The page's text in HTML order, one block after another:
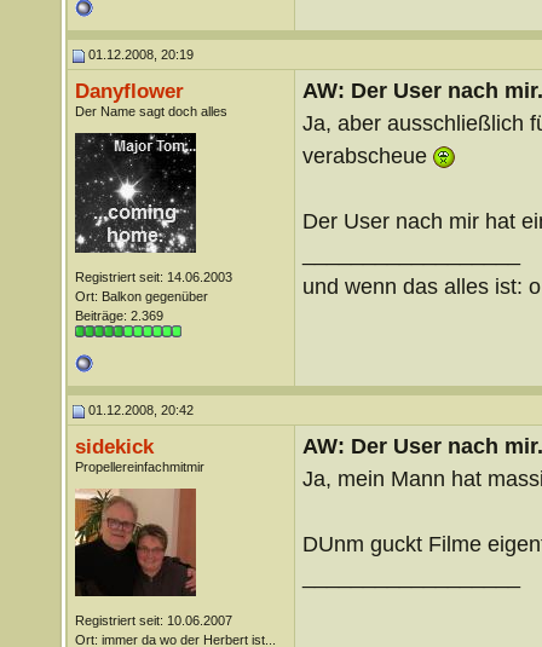
01.12.2008, 20:19
Danyflower
Der Name sagt doch alles
Registriert seit: 14.06.2003
Ort: Balkon gegenüber
Beiträge: 2.369
AW: Der User nach
Ja, aber ausschließlich
verabscheue
Der User nach mir hat
und wenn das alles ist:
01.12.2008, 20:42
sidekick
Propellereinfachmitmir
Registriert seit: 10.06.2007
Ort: immer da wo der Herbert ist...
AW: Der User nach
Ja, mein Mann hat
DUnm guckt Filme